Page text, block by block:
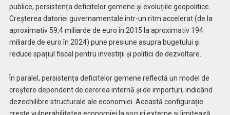
publice, persistența deficitelor gemene și evoluțiile geopolitice.
Creșterea datoriei guvernamentale într-un ritm accelerat (de la
aproximativ 59,4 miliarde de euro în 2015 la aproximativ 194
miliarde de euro în 2024) pune presiune asupra bugetului și
reduce spațiul fiscal pentru investiții și politici de dezvoltare.
În paralel, persistența deficitelor gemene reflectă un model de
creștere dependent de cererea internă și de importuri, indicând
dezechilibre structurale ale economiei. Această configurație